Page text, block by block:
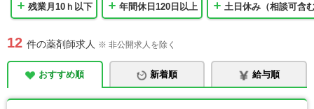
残業月10ｈ以下 年間休日120日以上 土日休み（相談可含
12 件の薬剤師求人 ※ 非公開求人を除く
おすすめ順 新着順 給与順